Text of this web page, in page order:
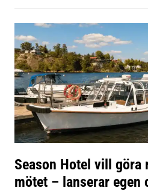
Season Hotel vill göra
mötet – lanserar egen